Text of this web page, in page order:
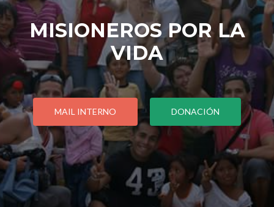
MISIONEROS POR LA
VIDA
MAIL INTERNO DONACIÓN